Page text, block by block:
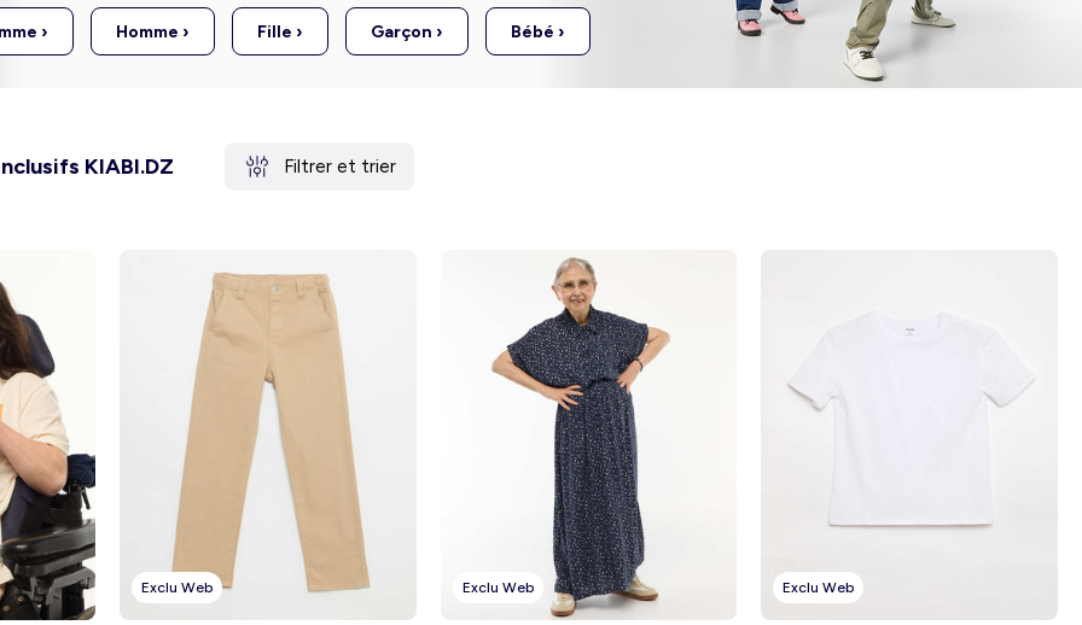
› Homme › Fille › Garçon › Bébé ›
KIABI.DZ Filtrer et trier
Exclu Web Exclu Web Exclu Web